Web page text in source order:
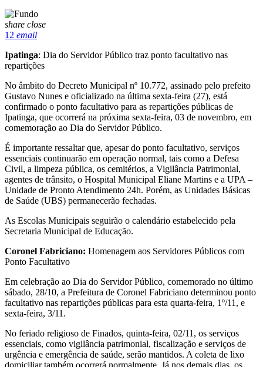
share close
12 email
Ipatinga: Dia do Servidor Público traz ponto facultativo nas
repartições
No âmbito do Decreto Municipal nº 10.772, assinado pelo prefeito
Gustavo Nunes e oficializado na última sexta-feira (27), está
confirmado o ponto facultativo para as repartições públicas de
Ipatinga, que ocorrerá na próxima sexta-feira, 03 de novembro, em
comemoração ao Dia do Servidor Público.
É importante ressaltar que, apesar do ponto facultativo, serviços
essenciais continuarão em operação normal, tais como a Defesa
Civil, a limpeza pública, os cemitérios, a Vigilância Patrimonial,
agentes de trânsito, o Hospital Municipal Eliane Martins e a UPA –
Unidade de Pronto Atendimento 24h. Porém, as Unidades Básicas
de Saúde (UBS) permanecerão fechadas.
As Escolas Municipais seguirão o calendário estabelecido pela
Secretaria Municipal de Educação.
Coronel Fabriciano: Homenagem aos Servidores Públicos com
Ponto Facultativo
Em celebração ao Dia do Servidor Público, comemorado no último
sábado, 28/10, a Prefeitura de Coronel Fabriciano determinou ponto
facultativo nas repartições públicas para esta quarta-feira, 1º/11, e
sexta-feira, 3/11.
No feriado religioso de Finados, quinta-feira, 02/11, os serviços
essenciais, como vigilância patrimonial, fiscalização e serviços de
urgência e emergência de saúde, serão mantidos. A coleta de lixo